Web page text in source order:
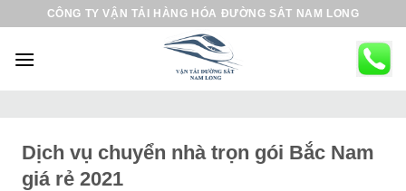
CÔNG TY VẬN TẢI HÀNG HÓA ĐƯỜNG SẮT NAM LONG
Dịch vụ chuyển nhà trọn gói Bắc Nam
giá rẻ 2021